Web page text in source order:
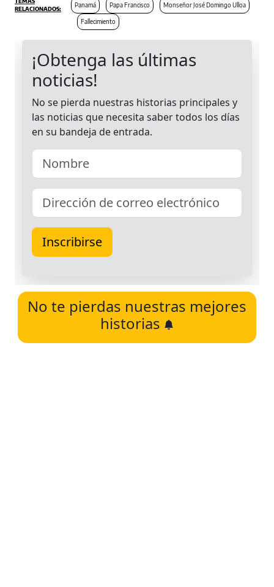
Panamá Papa Francisco Monseñor José Domingo Ulloa
Fallecimiento
No te pierdas nuestras mejores
historias